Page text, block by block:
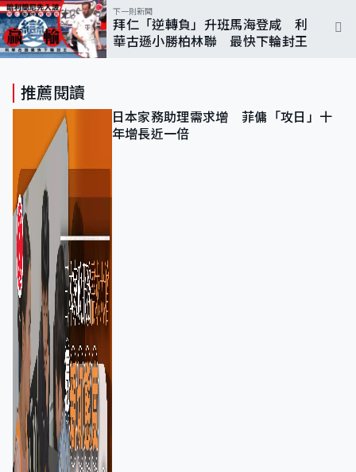
下一則新聞
拜仁「逆轉負」升班馬海登咸 利
華古遜小勝柏林聯 最快下輪封王
推薦閱讀
日本家務助理需求增 菲傭「攻日」十
年增長近一倍